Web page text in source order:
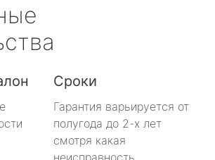
Сроки
Гарантия варьируется от
полугода до 2-х лет
смотря какая
неисправность.